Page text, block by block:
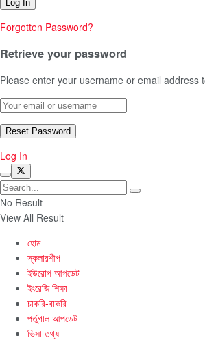
Forgotten Password?
Retrieve your password
Please enter your username or email address
Log In
No Result
View All Result
হোম
স্কলারশীপ
ইউরোপ আপডেট
ইংরেজি শিক্ষা
চাকরি-বাকরি
পর্তুগাল আপডেট
ভিসা তথ্য